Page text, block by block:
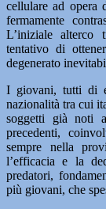
cellulare ad
fermamente
L’iniziale alterco
tentativo di
degenerato
I giovani, tutti di
nazionalità tra cui
soggetti già noti
precedenti,
sempre nella
l’efficacia e la
predatori,
più giovani, che